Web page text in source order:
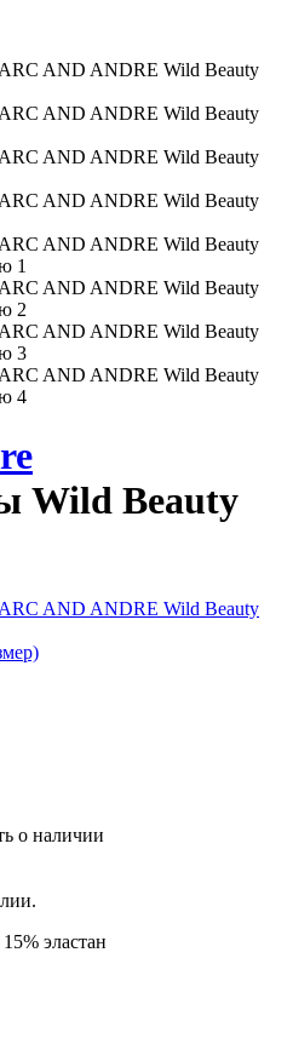
Wild Beauty
о наличии
эластан